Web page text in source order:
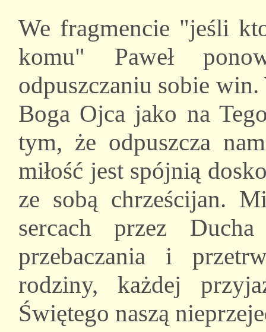
We fragmencie "jeśli
komu" Paweł
odpuszczaniu sobie
Boga Ojca jako na
tym, że odpuszcza
miłość jest spójnią
ze sobą chrześcijan.
sercach przez
przebaczania i
rodziny, każdej
Świętego naszą